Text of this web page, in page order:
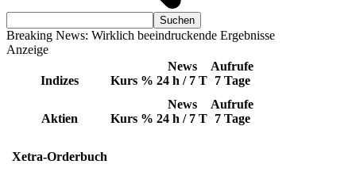
Breaking News: Wirklich beeindruckende Ergebnisse
Anzeige
Indizes Kurs %
News
24 h / 7 T
Aufrufe
7 Tage
Aktien Kurs %
News
24 h / 7 T
Aufrufe
7 Tage
Xetra-Orderbuch